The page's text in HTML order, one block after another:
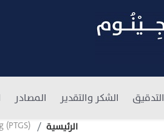
التدقيق الشكر والتقدير المصادر
الرئيسية